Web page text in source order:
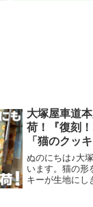
大塚屋車道
荷！『復刻
「猫のクッ
ぬのにちは♪大
います。猫の形
キーが生地にし